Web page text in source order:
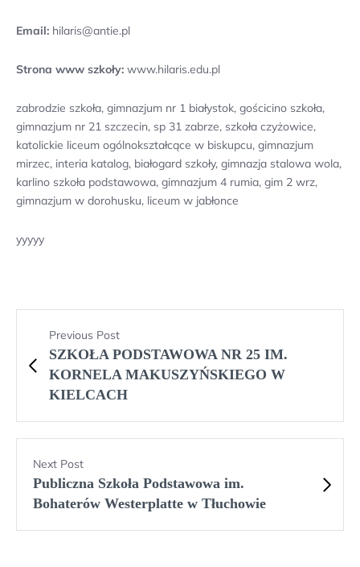
Email: hilaris@antie.pl
Strona www szkoły: www.hilaris.edu.pl
zabrodzie szkoła, gimnazjum nr 1 białystok, gościcino szkoła,
gimnazjum nr 21 szczecin, sp 31 zabrze, szkoła czyżowice,
katolickie liceum ogólnokształcące w biskupcu, gimnazjum
mirzec, interia katalog, białogard szkoły, gimnazja stalowa wola,
karlino szkoła podstawowa, gimnazjum 4 rumia, gim 2 wrz,
gimnazjum w dorohusku, liceum w jabłonce
yyyyy
Previous Post
SZKOŁA PODSTAWOWA NR 25 IM.
KORNELA MAKUSZYŃSKIEGO W
KIELCACH
Next Post
Publiczna Szkoła Podstawowa im.
Bohaterów Westerplatte w Tłuchowie